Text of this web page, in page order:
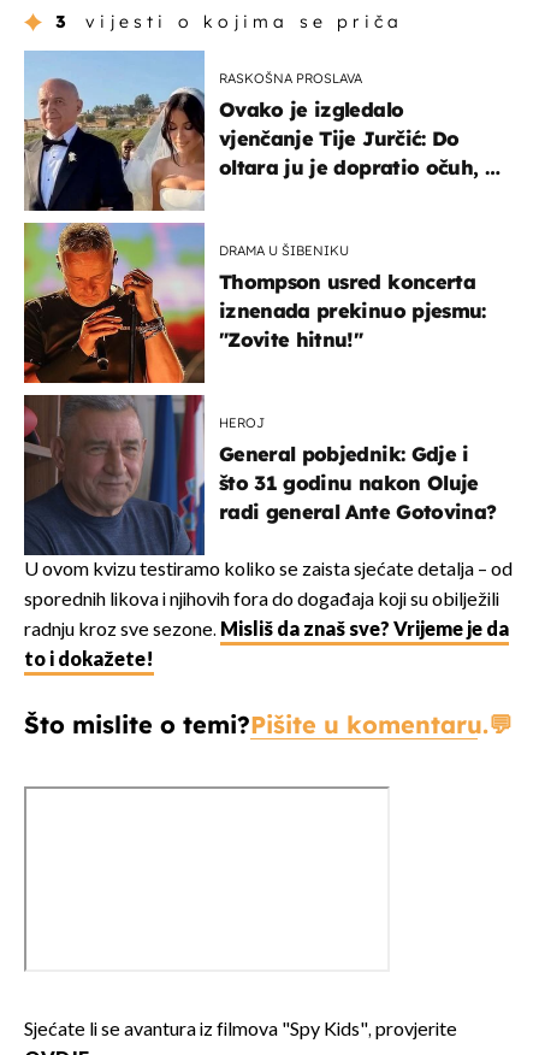
3 vijesti o kojima se priča
RASKOŠNA PROSLAVA
Ovako je izgledalo
vjenčanje Tije Jurčić: Do
oltara ju je dopratio očuh, a
DRAMA U ŠIBENIKU
Thompson usred koncerta
iznenada prekinuo pjesmu:
"Zovite hitnu!"
HEROJ
General pobjednik: Gdje i
što 31 godinu nakon Oluje
radi general Ante Gotovina?
U ovom kvizu testiramo koliko se zaista sjećate detalja – od
sporednih likova i njihovih fora do događaja koji su obilježili
radnju kroz sve sezone. Misliš da znaš sve? Vrijeme je da
to i dokažete!
Što mislite o temi?Pišite u komentaru.
Sjećate li se avantura iz filmova "Spy Kids", provjerite